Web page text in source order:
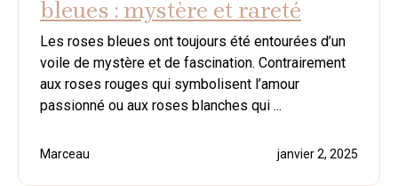
bleues : mystère et rareté
Les roses bleues ont toujours été entourées d’un
voile de mystère et de fascination. Contrairement
aux roses rouges qui symbolisent l’amour
passionné ou aux roses blanches qui ...
Marceau janvier 2, 2025